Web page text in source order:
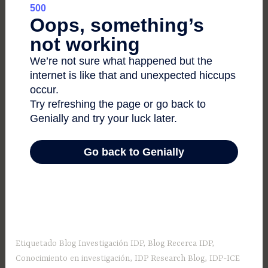
Etiquetado Blog Investigación IDP, Blog Recerca IDP,
Conocimiento en investigación, IDP Research Blog, IDP-ICE